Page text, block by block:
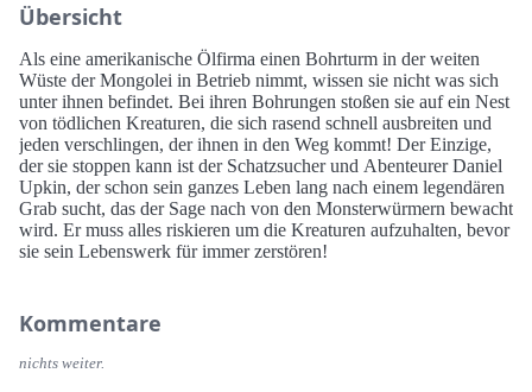
Übersicht
Als eine amerikanische Ölfirma einen Bohrturm in der weiten
Wüste der Mongolei in Betrieb nimmt, wissen sie nicht was sich
unter ihnen befindet. Bei ihren Bohrungen stoßen sie auf ein Nest
von tödlichen Kreaturen, die sich rasend schnell ausbreiten und
jeden verschlingen, der ihnen in den Weg kommt! Der Einzige,
der sie stoppen kann ist der Schatzsucher und Abenteurer Daniel
Upkin, der schon sein ganzes Leben lang nach einem legendären
Grab sucht, das der Sage nach von den Monsterwürmern bewacht
wird. Er muss alles riskieren um die Kreaturen aufzuhalten, bevor
sie sein Lebenswerk für immer zerstören!
Kommentare
nichts weiter.